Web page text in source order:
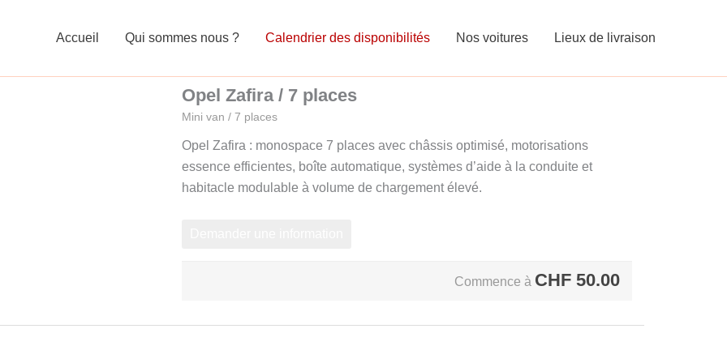
Accueil Qui sommes nous ? Calendrier des disponibilités Nos voitures Lieux de livraison
Opel Zafira / 7 places
Mini van / 7 places
Opel Zafira : monospace 7 places avec châssis optimisé, motorisations
essence efficientes, boîte automatique, systèmes d’aide à la conduite et
habitacle modulable à volume de chargement élevé.
Commence à CHF 50.00